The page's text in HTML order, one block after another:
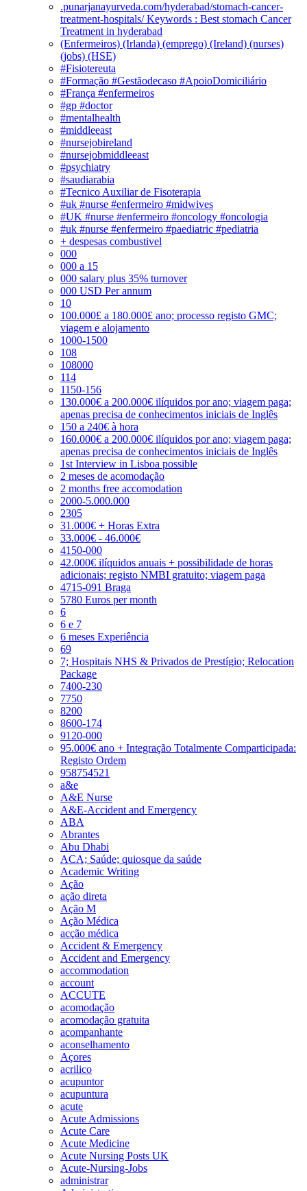
.punarjanayurveda.com/hyderabad/stomach-cancer-
treatment-hospitals/ Keywords : Best stomach Cancer
Treatment in hyderabad
(Enfermeiros) (Irlanda) (emprego) (Ireland) (nurses)
(jobs) (HSE)
#Fisiotereuta
#Formação #Gestãodecaso #ApoioDomiciliário
#França #enfermeiros
#gp #doctor
#mentalhealth
#middleeast
#nursejobireland
#nursejobmiddleeast
#psychiatry
#saudiarabia
#Tecnico Auxiliar de Fisoterapia
#uk #nurse #enfermeiro #midwives
#UK #nurse #enfermeiro #oncology #oncologia
#uk #nurse #enfermeiro #paediatric #pediatria
+ despesas combustivel
000
000 a 15
000 salary plus 35% turnover
000 USD Per annum
10
100.000£ a 180.000£ ano; processo registo GMC;
viagem e alojamento
1000-1500
108
108000
114
1150-156
130.000€ a 200.000€ ilíquidos por ano; viagem paga;
apenas precisa de conhecimentos iniciais de Inglês
150 a 240€ à hora
160.000€ a 200.000€ ilíquidos por ano; viagem paga;
apenas precisa de conhecimentos iniciais de Inglês
1st Interview in Lisboa possible
2 meses de acomodação
2 months free accomodation
2000-5.000.000
2305
31.000€ + Horas Extra
33.000€ - 46.000€
4150-000
42.000€ ilíquidos anuais + possibilidade de horas
adicionais; registo NMBI gratuito; viagem paga
4715-091 Braga
5780 Euros per month
6
6 e 7
6 meses Experiência
69
7; Hospitais NHS & Privados de Prestígio; Relocation
Package
7400-230
7750
8200
8600-174
9120-000
95.000€ ano + Integração Totalmente Comparticipada:
Registo Ordem
958754521
a&e
A&E Nurse
A&E-Accident and Emergency
ABA
Abrantes
Abu Dhabi
ACA; Saúde; quiosque da saúde
Academic Writing
Ação
ação direta
Ação M
Ação Médica
acção médica
Accident & Emergency
Accident and Emergency
accommodation
account
ACCUTE
acomodação
acomodação gratuita
acompanhante
aconselhamento
Açores
acrilico
acupuntor
acupuntura
acute
Acute Admissions
Acute Care
Acute Medicine
Acute Nursing Posts UK
Acute-Nursing-Jobs
administrar